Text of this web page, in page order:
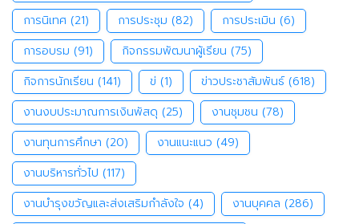
การนิเทศ (21) การประชุม (82) การประเมิน (6)
การอบรม (91) กิจกรรมพัฒนาผู้เรียน (75)
กิจการนักเรียน (141) ข่ (1) ข่าวประชาสัมพันธ์ (618)
งานงบประมาณการเงินพัสดุ (25) งานชุมชน (78)
งานทุนการศึกษา (20) งานแนะแนว (49)
งานบริหารทั่วไป (117)
งานบำรุงขวัญและส่งเสริมกำลังใจ (4) งานบุคคล (286)